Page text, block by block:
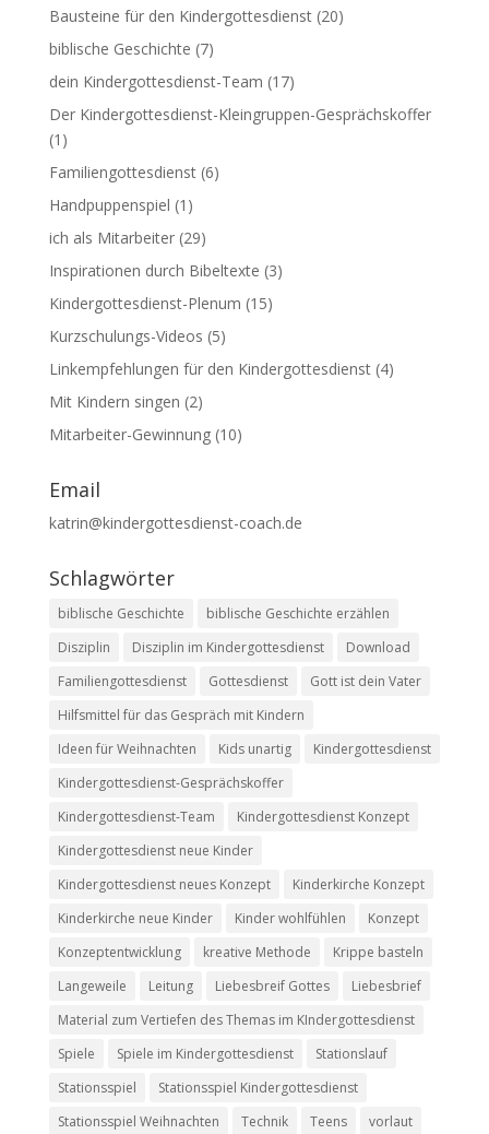
Bausteine für den Kindergottesdienst(20)
biblische Geschichte (7)
dein Kindergottesdienst-Team (17)
Der Kindergottesdienst-Kleingruppen-Gesprächskoffer
(1)
Familiengottesdienst(6)
Handpuppenspiel (1)
ich als Mitarbeiter(29)
Inspirationen durch Bibeltexte (3)
Kindergottesdienst-Plenum (15)
Kurzschulungs-Videos (5)
Linkempfehlungen für den Kindergottesdienst(4)
Mit Kindern singen (2)
Mitarbeiter-Gewinnung(10)
Email
katrin@kindergottesdienst-coach.de
Schlagwörter
biblische Geschichte
biblische Geschichte erzählen
Disziplin
Disziplin im Kindergottesdienst
Download
Familiengottesdienst
Gottesdienst
Gott ist dein Vater
Hilfsmittel für das Gespräch mit Kindern
Ideen für Weihnachten
Kids unartig
Kindergottesdienst
Kindergottesdienst-Gesprächskoffer
Kindergottesdienst-Team
Kindergottesdienst Konzept
Kindergottesdienst neue Kinder
Kindergottesdienst neues Konzept
Kinderkirche Konzept
Kinderkirche neue Kinder
Kinder wohlfühlen
Konzept
Konzeptentwicklung
kreative Methode
Krippe basteln
Langeweile
Leitung Liebesbreif Gottes
Liebesbrief
Material zum Vertiefen des Themas im KIndergottesdienst
Spiele
Spiele im Kindergottesdienst
Stationslauf
Stationsspiel
Stationsspiel Kindergottesdienst
Stationsspiel Weihnachten
Technik Teens
vorlaut